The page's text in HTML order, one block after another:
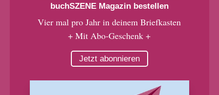
buchSZENE Magazin bestellen
Vier mal pro Jahr in deinem Briefkasten
+ Mit Abo-Geschenk +
Jetzt abonnieren